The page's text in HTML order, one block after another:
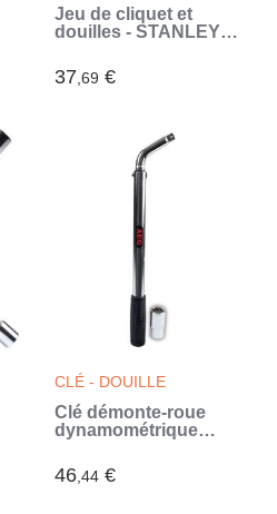
Jeu de cliquet et
douilles - STANLEY -
72 dents 1/4' + 10
douilles 12 pans de
37,69 €
CLÉ - DOUILLE
Clé démonte-roue
dynamométrique
AEG - Douille
réversible de 17 et
46,44 €